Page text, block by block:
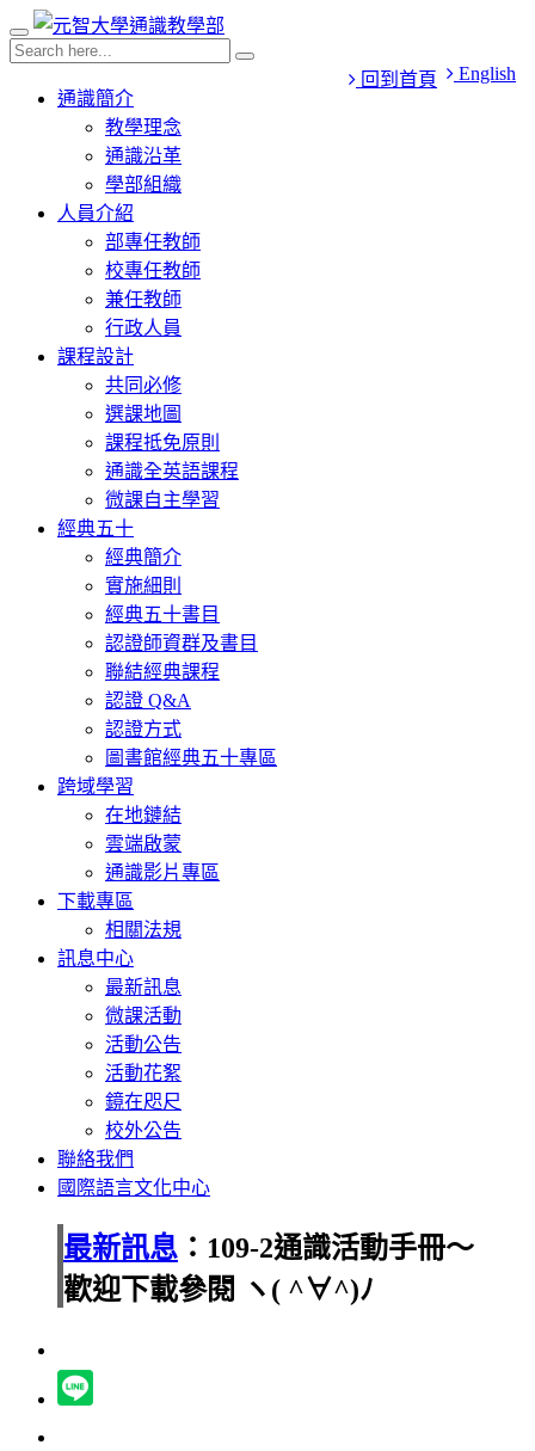
English
回到首頁
通識簡介
教學理念
通識沿革
學部組織
人員介紹
部專任教師
校專任教師
兼任教師
行政人員
課程設計
共同必修
選課地圖
課程抵免原則
通識全英語課程
微課自主學習
經典五十
經典簡介
實施細則
經典五十書目
認證師資群及書目
聯結經典課程
認證 Q&A
認證方式
圖書館經典五十專區
跨域學習
在地鏈結
雲端啟蒙
通識影片專區
下載專區
相關法規
訊息中心
最新訊息
微課活動
活動公告
活動花絮
鏡在咫尺
校外公告
聯絡我們
國際語言文化中心
最新訊息 ：109-2通識活動手冊～
歡迎下載參閱 ヽ( ^∀^)ﾉ